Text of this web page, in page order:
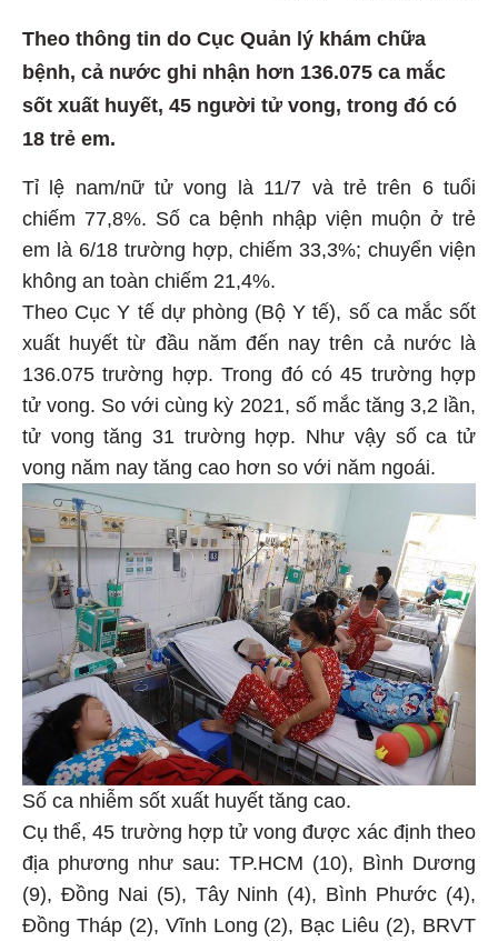
Theo thông tin do Cục Quản lý khám chữa
bệnh, cả nước ghi nhận hơn 136.075 ca mắc
sốt xuất huyết, 45 người tử vong, trong đó có
18 trẻ em.
Tỉ lệ nam/nữ tử vong là 11/7 và trẻ trên 6 tuổi
chiếm 77,8%. Số ca bệnh nhập viện muộn ở trẻ
em là 6/18 trường hợp, chiếm 33,3%; chuyển viện
không an toàn chiếm 21,4%.
Theo Cục Y tế dự phòng (Bộ Y tế), số ca mắc sốt
xuất huyết từ đầu năm đến nay trên cả nước là
136.075 trường hợp. Trong đó có 45 trường hợp
tử vong. So với cùng kỳ 2021, số mắc tăng 3,2 lần,
tử vong tăng 31 trường hợp. Như vậy số ca tử
vong năm nay tăng cao hơn so với năm ngoái.
Số ca nhiễm sốt xuất huyết tăng cao.
Cụ thể, 45 trường hợp tử vong được xác định theo
địa phương như sau: TP.HCM (10), Bình Dương
(9), Đồng Nai (5), Tây Ninh (4), Bình Phước (4),
Đồng Tháp (2), Vĩnh Long (2), Bạc Liêu (2), BRVT